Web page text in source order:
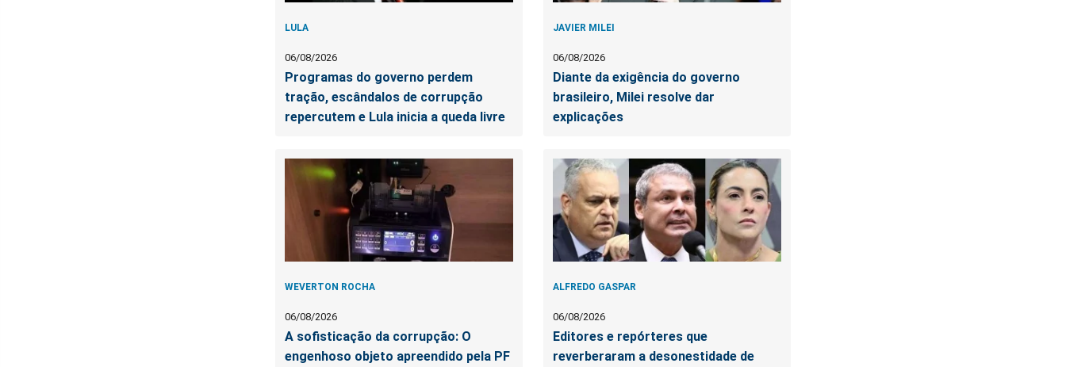
LULA
06/08/2026
Programas do governo perdem
tração, escândalos de corrupção
repercutem e Lula inicia a queda livre
JAVIER MILEI
06/08/2026
Diante da exigência do governo
brasileiro, Milei resolve dar
explicações
WEVERTON ROCHA
06/08/2026
A sofisticação da corrupção: O
engenhoso objeto apreendido pela PF
ALFREDO GASPAR
06/08/2026
Editores e repórteres que
reverberaram a desonestidade de